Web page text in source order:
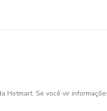
Hotmart. Se você vir